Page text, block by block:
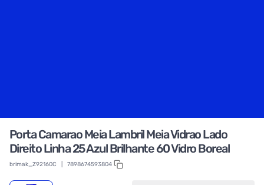
Porta Camarao Meia Lambril Meia Vidrao Lado
Direito Linha 25 Azul Brilhante 60 Vidro Boreal
brimak_Z92160C 7898674593804